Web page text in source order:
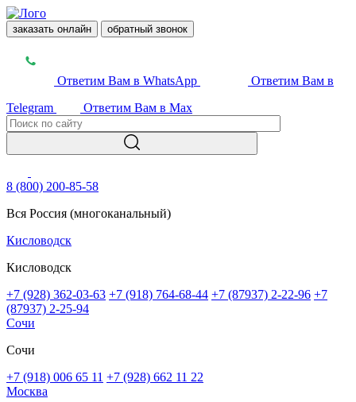
заказать онлайн обратный звонок
Ответим Вам в WhatsApp
Ответим Вам в
Telegram
Ответим Вам в Max
8 (800) 200-85-58
Вся Россия (многоканальный)
Кисловодск
Кисловодск
+7 (928) 362-03-63 +7 (918) 764-68-44 +7 (87937) 2-22-96 +7
(87937) 2-25-94
Сочи
Сочи
+7 (918) 006 65 11 +7 (928) 662 11 22
Москва